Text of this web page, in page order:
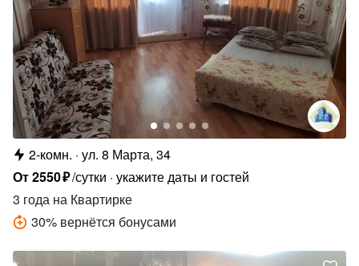
2-комн. ул. 8 Марта, 34
От2550₽/сутки укажите даты и гостей
3 года на Квартирке
30% вернётся бонусами